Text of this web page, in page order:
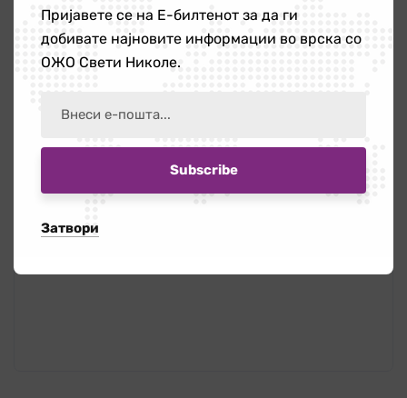
социјална поддршка“.
Проектот е
Коалиција Маргини и
Фондација Kvinna till
Kvinna, а финансиран
од Европската Унија
Пријавете се на Е-билтенот за да ги
добивате најновите информации во врска со
ОЖО Свети Николе.
Затвори